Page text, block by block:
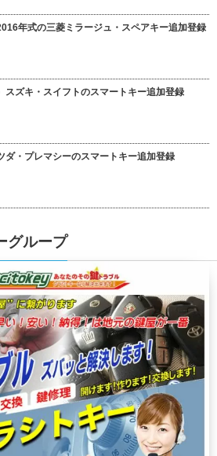
年式の三菱ミラージュ・スペアキー追加登録
スズキ・スイフトのスマートキー追加登録
ダ・プレマシーのスマートキー追加登録
グループ